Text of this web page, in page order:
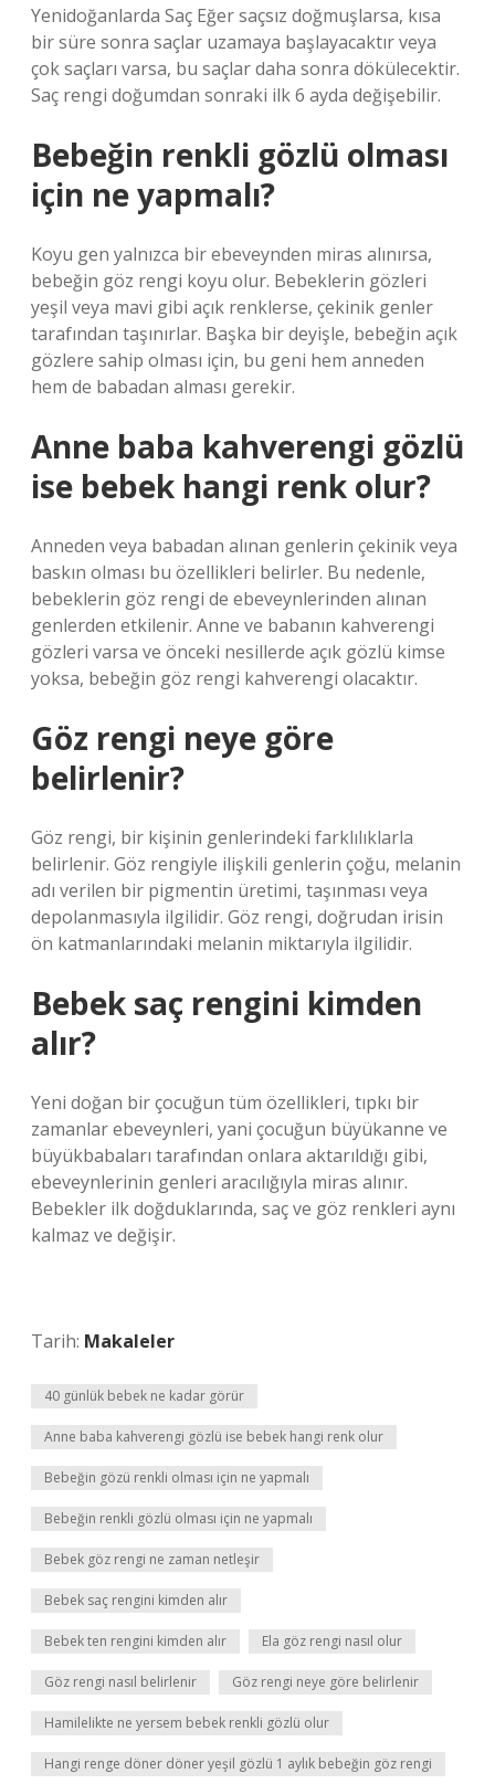
Yenidoğanlarda Saç Eğer saçsız doğmuşlarsa, kısa
bir süre sonra saçlar uzamaya başlayacaktır veya
çok saçları varsa, bu saçlar daha sonra dökülecektir.
Saç rengi doğumdan sonraki ilk 6 ayda değişebilir.
Bebeğin renkli gözlü olması
için ne yapmalı?
Koyu gen yalnızca bir ebeveynden miras alınırsa,
bebeğin göz rengi koyu olur. Bebeklerin gözleri
yeşil veya mavi gibi açık renklerse, çekinik genler
tarafından taşınırlar. Başka bir deyişle, bebeğin açık
gözlere sahip olması için, bu geni hem anneden
hem de babadan alması gerekir.
Anne baba kahverengi gözlü
ise bebek hangi renk olur?
Anneden veya babadan alınan genlerin çekinik veya
baskın olması bu özellikleri belirler. Bu nedenle,
bebeklerin göz rengi de ebeveynlerinden alınan
genlerden etkilenir. Anne ve babanın kahverengi
gözleri varsa ve önceki nesillerde açık gözlü kimse
yoksa, bebeğin göz rengi kahverengi olacaktır.
Göz rengi neye göre
belirlenir?
Göz rengi, bir kişinin genlerindeki farklılıklarla
belirlenir. Göz rengiyle ilişkili genlerin çoğu, melanin
adı verilen bir pigmentin üretimi, taşınması veya
depolanmasıyla ilgilidir. Göz rengi, doğrudan irisin
ön katmanlarındaki melanin miktarıyla ilgilidir.
Bebek saç rengini kimden
alır?
Yeni doğan bir çocuğun tüm özellikleri, tıpkı bir
zamanlar ebeveynleri, yani çocuğun büyükanne ve
büyükbabaları tarafından onlara aktarıldığı gibi,
ebeveynlerinin genleri aracılığıyla miras alınır.
Bebekler ilk doğduklarında, saç ve göz renkleri aynı
kalmaz ve değişir.
Tarih: Makaleler
40 günlük bebek ne kadar görür
Anne baba kahverengi gözlü ise bebek hangi renk olur
Bebeğin gözü renkli olması için ne yapmalı
Bebeğin renkli gözlü olması için ne yapmalı
Bebek göz rengi ne zaman netleşir
Bebek saç rengini kimden alır
Bebek ten rengini kimden alır Ela göz rengi nasıl olur
Göz rengi nasıl belirlenir Göz rengi neye göre belirlenir
Hamilelikte ne yersem bebek renkli gözlü olur
Hangi renge döner döner yeşil gözlü 1 aylık bebeğin göz rengi